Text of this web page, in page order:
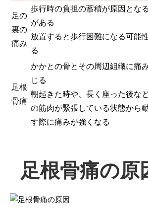
足の
裏の
痛み
歩行時の負担の蓄積が原因とな
がある
放置すると歩行困難になる可能
る
足根
骨痛
かかとの骨とその周辺組織に痛
じる
朝起きた時や、長く座った後な
の筋肉が緊張している状態から
す際に痛みが強くなる
足根骨痛の原